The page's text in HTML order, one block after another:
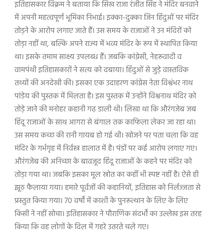
इतिहासकार विक्रम ने बताया कि सिख राजा रंजीत सिंह ने मंदिर बनवाने
में अपनी महत्वपूर्ण भूमिका निभाई। इक्का-दुक्का जिन हिंदुओं पर मंदिर
तोड़ने के आरोप लगाए जाते हैं। उस समय के राजाओं ने उन मंदिरों को
तोड़ा नहीं था, बल्कि अपने राज्य में भव्य मंदिर के रूप में स्थापित किया
था। इसके तमाम साक्ष्य उपलब्ध हैं। जबकि कांग्रेसी, नेहरूवादी व
वामपंथी इतिहासकारों ने सत्य को दबाया। हिंदुओं से जुड़े वास्तविक
तथ्यों की अनदेखी की। इसका एक उदाहरण कांग्रेस नेता विश्वंभर नाथ
पांडेय की पुस्तक में मिलता है। इस पुस्तक में उन्होंने विश्वनाथ मंदिर को
तोड़े जाने की मनोहर कहानी गढ़ डाली थी। लिखा था कि औरंगजेब जब
हिंदू राजाओं के साथ आगरा से बंगाल तक काफिला लेकर जा रहा था।
उस समय कच्छ की रानी गायब हो गई थी। खोजने पर पता चला कि वह
मंदिर के गर्भगृह में निर्वस्त्र हालात में है। पंडों पर कई आरोप लगाए गए।
औरंगजेब की अनिच्छा के बावजूद हिंदू राजाओं के कहने पर मंदिर को
तोड़ा गया था। जबकि इसका मूल स्रोत का कहीं भी स्पष्ट नहीं है। ऐसे ही
झूठ फैलाया गया। हमारे पूर्वजों की कहानियों, इतिहास को निर्लज्जता से
प्रस्तुत किया गया। 70 वर्षों में काशी के पुनरूत्थान के लिए के लिए
किसी ने नहीं सोचा। इतिहासकार ने पौराणिक संदर्भों का उल्लेख इस तरह
किया कि वह लोगों के दिल में गहरे उतरते चले गए।